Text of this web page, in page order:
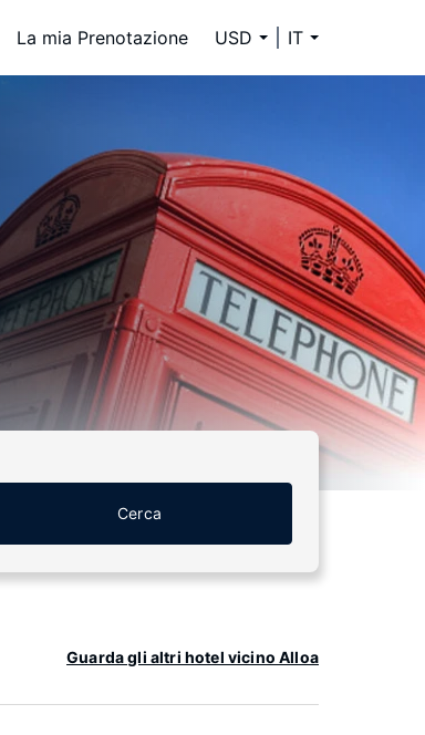
La mia Prenotazione USD IT
Cerca
Guarda gli altri hotel vicino Alloa